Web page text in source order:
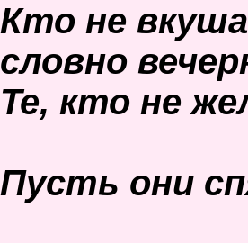
Кто не
словно
Те, кто не
Пусть они